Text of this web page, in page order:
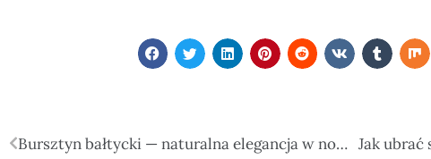
Bursztyn bałtycki — naturalna elegancja w nowoczesnym wydaniu